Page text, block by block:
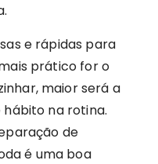
e rápidas para
prático for o
maior será a
na rotina.
de
é uma boa